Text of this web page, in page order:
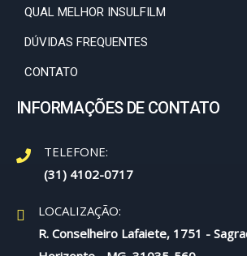
QUAL MELHOR INSULFILM
DÚVIDAS FREQUENTES
CONTATO
INFORMAÇÕES DE CONTATO
TELEFONE:
(31) 4102-0717
LOCALIZAÇÃO:
R. Conselheiro Lafaiete, 1751 -